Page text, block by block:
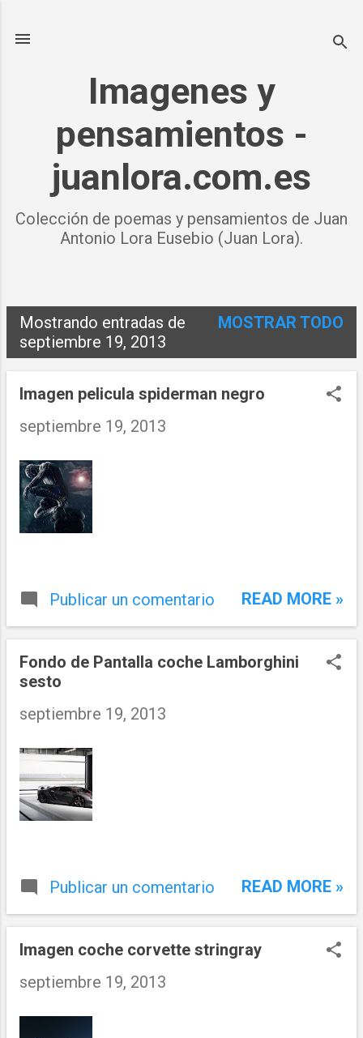
Imagenes y
pensamientos -
juanlora.com.es
Colección de poemas y pensamientos de Juan
Antonio Lora Eusebio (Juan Lora).
n
Mostrando entradas de
septiembre 19, 2013
MOSTRAR TODO
Imagen pelicula spiderman negro
septiembre 19, 2013
Publicar un comentario READ MORE »
Fondo de Pantalla coche Lamborghini
sesto
septiembre 19, 2013
Publicar un comentario READ MORE »
Imagen coche corvette stringray
septiembre 19, 2013